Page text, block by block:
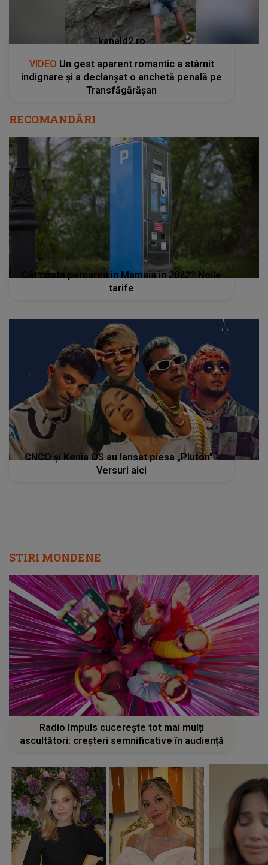
kanald2.ro
VIDEO Un gest aparent romantic a stârnit
indignare și a declanșat o anchetă penală pe
Transfăgărășan
RECOMANDĂRI
Cât costa parcarea în Mamaia în 2022? Noile
tarife
CNCO și Kenia OS au lansat piesa „Plutón” -
Versuri aici
STIRI MONDENE
Radio Impuls cucerește tot mai mulți
ascultători: creșteri semnificative în audiență